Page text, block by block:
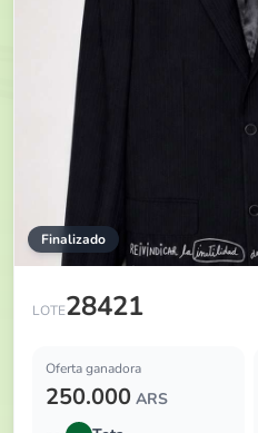
Finalizado
LOTE28421
Original Blazer sastrero
Oferta ganadora
250.000 ARS